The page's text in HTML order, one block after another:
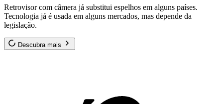
Retrovisor com câmera já substitui espelhos em alguns países.
Tecnologia já é usada em alguns mercados, mas depende da
legislação.
Descubra mais